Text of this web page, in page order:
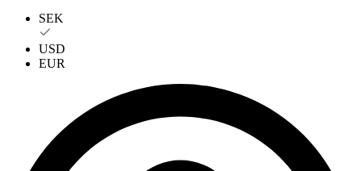
SEK
USD
EUR